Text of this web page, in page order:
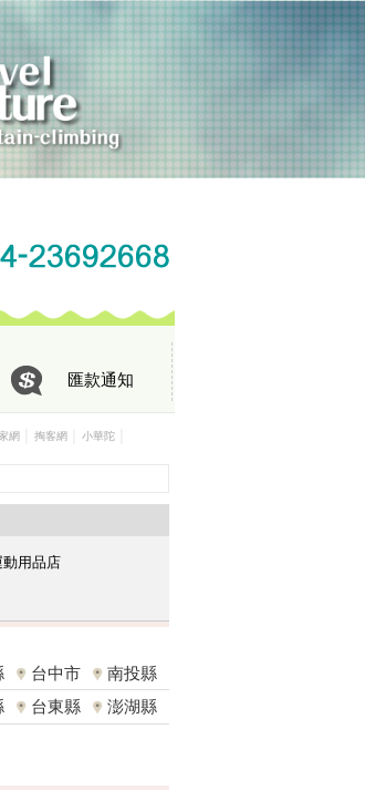
匯款通知
網 掏客網 小華陀
動用品店
台中市
南投縣
台東縣
澎湖縣